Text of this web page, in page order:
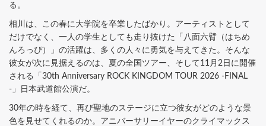
る。
相川は、この春に大学院を卒業したばかり。アーティストとして
だけでなく、一人の学生としても走り抜けた「八面六臂（はちめ
んろっぴ）」の活躍は、多くの人々に勇気を与えてきた。そんな
彼女が次に見据えるのは、夏の全国ツアー、そして11月2日に開催
される「30th Anniversary ROCK KINGDOM TOUR 2026 -FINAL
-」日本武道館公演だ。
30年の時を経て、再び聖地のステージに立つ彼女がどのような景
色を見せてくれるのか。アニバーサリーイヤーのクライマックス